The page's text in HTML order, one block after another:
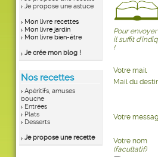
Je propose une astuce
Mon livre recettes
Mon livre jardin
Mon livre bien-être
Je crée mon blog !
Nos recettes
Apéritifs, amuses
bouche
Entrées
Plats
Desserts
Je propose une recette
Pour
il suffit
!
Votre mail
Mail du
Votre
Votre nom
(facultatif)